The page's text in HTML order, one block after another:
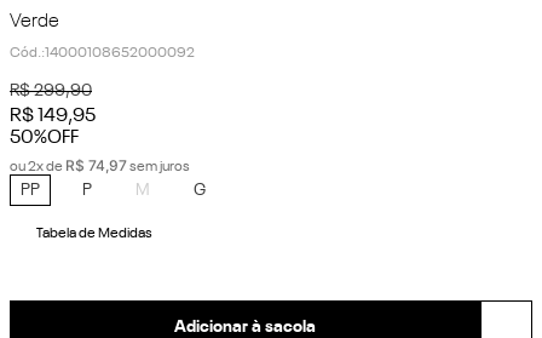
Verde
Cód.:14000108652000092
R$ 299,90
R$ 149,95
50%OFF
ou2x de R$ 74,97sem juros
PP P M G
Tabela de Medidas
Adicionar à sacola